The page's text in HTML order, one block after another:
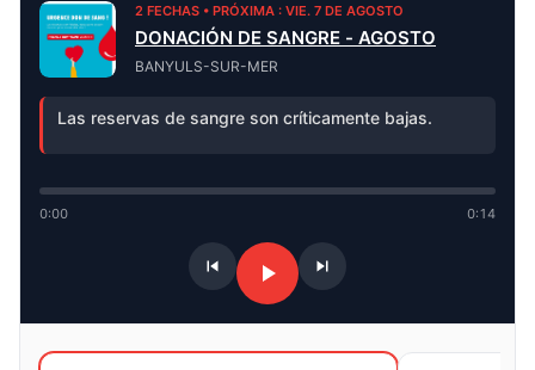
2 FECHAS • PRÓXIMA : VIE. 7 DE AGOSTO
DONACIÓN DE SANGRE - AGOSTO
BANYULS-SUR-MER
Las reservas de sangre son críticamente bajas.
0:00 0:14